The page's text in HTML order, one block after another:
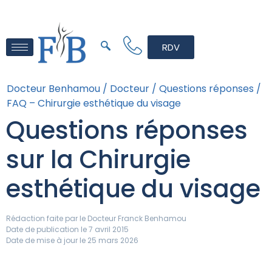
RDV
Docteur Benhamou / Docteur / Questions réponses /
FAQ – Chirurgie esthétique du visage
Questions réponses
sur la Chirurgie
esthétique du visage
Rédaction faite par le Docteur Franck Benhamou
Date de publication le 7 avril 2015
Date de mise à jour le 25 mars 2026